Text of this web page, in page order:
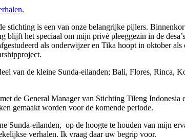
.
stichting is een van onze belangrijke pijlers.
blijft het speciaal om mijn privé pleeggezin in de
als onderwijzer en Tika hoopt in oktober
van de kleine Sunda-eilanden; Bali, Flores, Rinca,
de General Manager van Stichting Tileng
gemaakt worden voor de komende periode.
Sunda-eilanden, op de hoogte te houden van mijn
verhalen. Ik vraag daar uw begrip voor.